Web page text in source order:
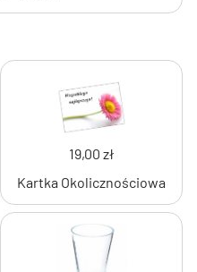
19,00 zł
Kartka Okolicznościowa